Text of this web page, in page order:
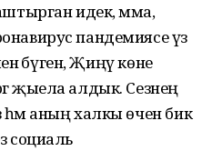
идек, әмма,
пандемиясе үз
бүген, Җиңү көне
җыела алдык. Сезнең
аның халкы өчен бик
социаль